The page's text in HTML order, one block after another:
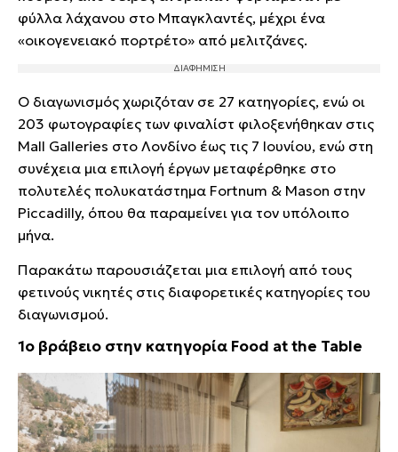
φύλλα λάχανου στο Μπαγκλαντές, μέχρι ένα
«οικογενειακό πορτρέτο» από μελιτζάνες.
Ο διαγωνισμός χωριζόταν σε 27 κατηγορίες, ενώ οι
203 φωτογραφίες των φιναλίστ φιλοξενήθηκαν στις
Mall Galleries στο Λονδίνο έως τις 7 Ιουνίου, ενώ στη
συνέχεια μια επιλογή έργων μεταφέρθηκε στο
πολυτελές πολυκατάστημα Fortnum & Mason στην
Piccadilly, όπου θα παραμείνει για τον υπόλοιπο
μήνα.
Παρακάτω παρουσιάζεται μια επιλογή από τους
φετινούς νικητές στις διαφορετικές κατηγορίες του
διαγωνισμού.
1ο βράβειο στην κατηγορία Food at the Table